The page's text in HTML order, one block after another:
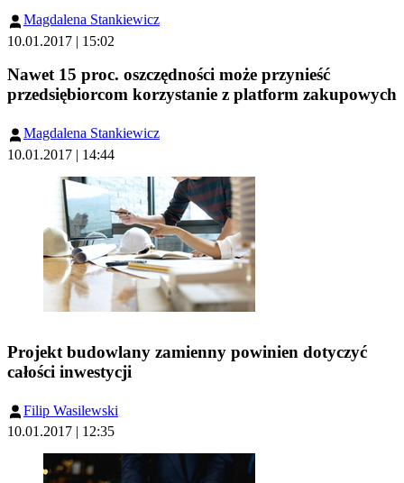
Magdalena Stankiewicz
10.01.2017 | 15:02
Nawet 15 proc. oszczędności może przynieść
przedsiębiorcom korzystanie z platform zakupowych
Magdalena Stankiewicz
10.01.2017 | 14:44
Projekt budowlany zamienny powinien dotyczyć
całości inwestycji
Filip Wasilewski
10.01.2017 | 12:35